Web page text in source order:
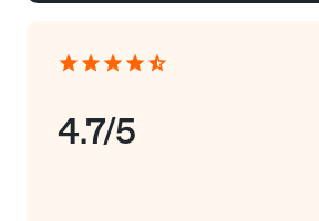
4.7/5